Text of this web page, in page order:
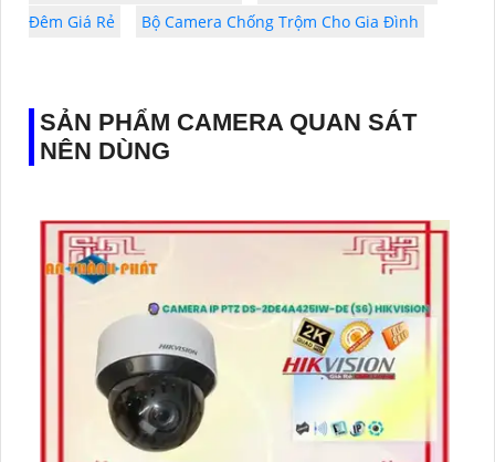
Đêm Giá Rẻ
Bộ Camera Chống Trộm Cho Gia Đình
SẢN PHẨM CAMERA QUAN SÁT
NÊN DÙNG